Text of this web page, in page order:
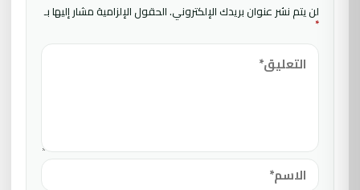
لن يتم نشر عنوان بريدك الإلكتروني.الحقول الإلزامية مشار إليها بـ
*